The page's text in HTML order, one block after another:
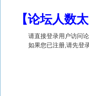
【论坛人数
请直接登录用户访问
如果您已注册,请先登